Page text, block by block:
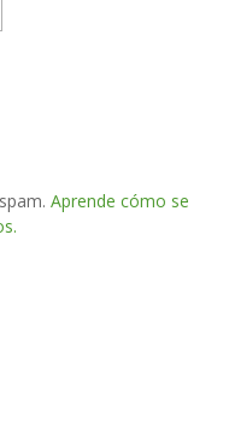
Aprende cómo se